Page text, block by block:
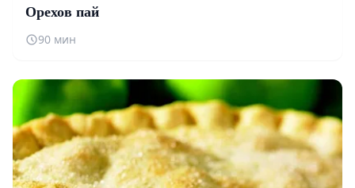
Орехов пай
90 мин